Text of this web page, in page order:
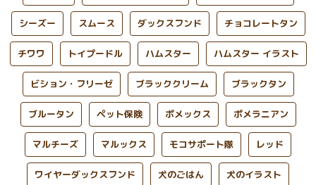
シーズー スムース ダックスフンド チョコレートタン
チワワ トイプードル ハムスター ハムスター イラスト
ビション・フリーゼ ブラッククリーム ブラックタン
ブルータン ペット保険 ポメックス ポメラニアン
マルチーズ マルックス モコサポート隊 レッド
ワイヤーダックスフンド 犬のごはん 犬のイラスト